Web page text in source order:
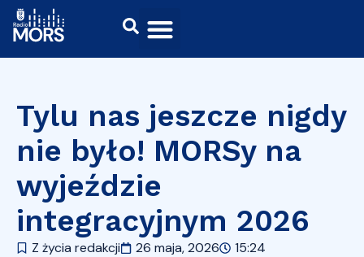
Tylu nas jeszcze nigdy
nie było! MORSy na
wyjeździe
integracyjnym 2026
Z życia redakcji 26 maja, 2026 15:24